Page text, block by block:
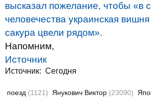
высказал пожелание, чтобы «в
человечества украинская
сакура цвели рядом».
Напомним,
Источник
Источник: Сегодня
поезд (1121) Янукович Виктор (23090)